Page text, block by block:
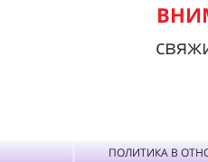
ПОЛИТИКА В